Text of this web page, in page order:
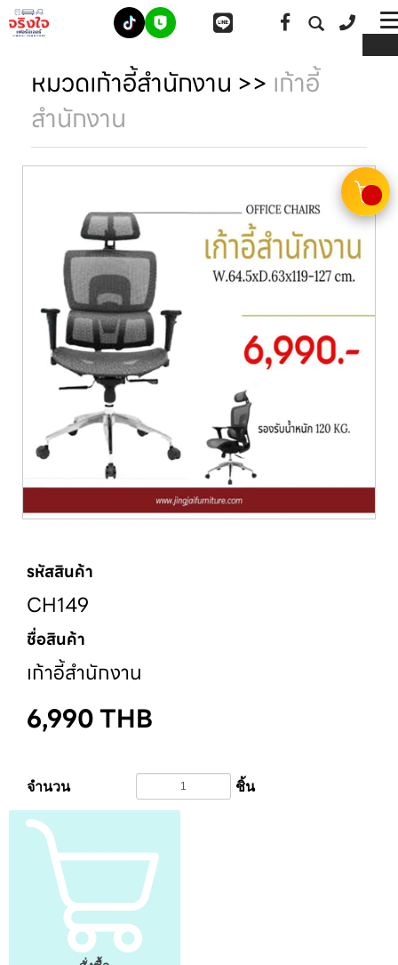
หมวดเก้าอี้สำนักงาน >> เก้าอี้
สำนักงาน
รหัสสินค้า
CH149
ชื่อสินค้า
เก้าอี้สำนักงาน
6,990THB
จำนวน ชิ้น